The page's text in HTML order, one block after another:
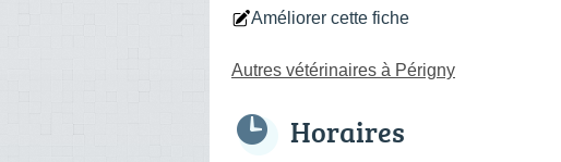
Améliorer cette fiche
Autres vétérinaires à Périgny
Horaires